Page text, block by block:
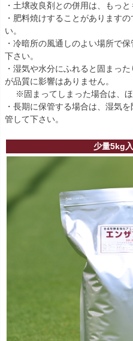
・土壌改良剤との併用は、もっ
・肥料焼けすることがあります
い。
・冷暗所の風通しのよい場所で
下さい。
・湿気や水分にふれると固まっ
が品質に影響はありません。
※固まってしまった場合は、ほ
・長期に保管する場合は、湿気
管して下さい。
少量5kg